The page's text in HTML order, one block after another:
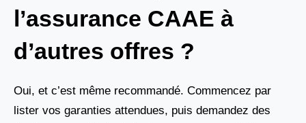
l’assurance CAAE à
d’autres offres ?
Oui, et c’est même recommandé. Commencez par
lister vos garanties attendues, puis demandez des